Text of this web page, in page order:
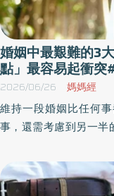
婚姻中最艱難的3
點」最容易起衝突
2026/06/26 媽媽經
維持一段婚姻比任何
事，還需考慮到另一半
分歧、夫妻相處之道
網》特摘此篇探討婚姻